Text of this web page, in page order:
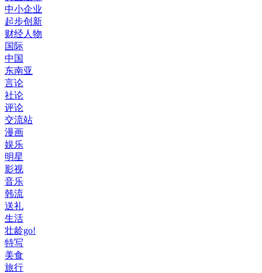
中小企业
起步创新
财经人物
国际
中国
东南亚
言论
社论
评论
交流站
漫画
娱乐
明星
影视
音乐
韩流
送礼
生活
壮龄go!
特写
美食
旅行